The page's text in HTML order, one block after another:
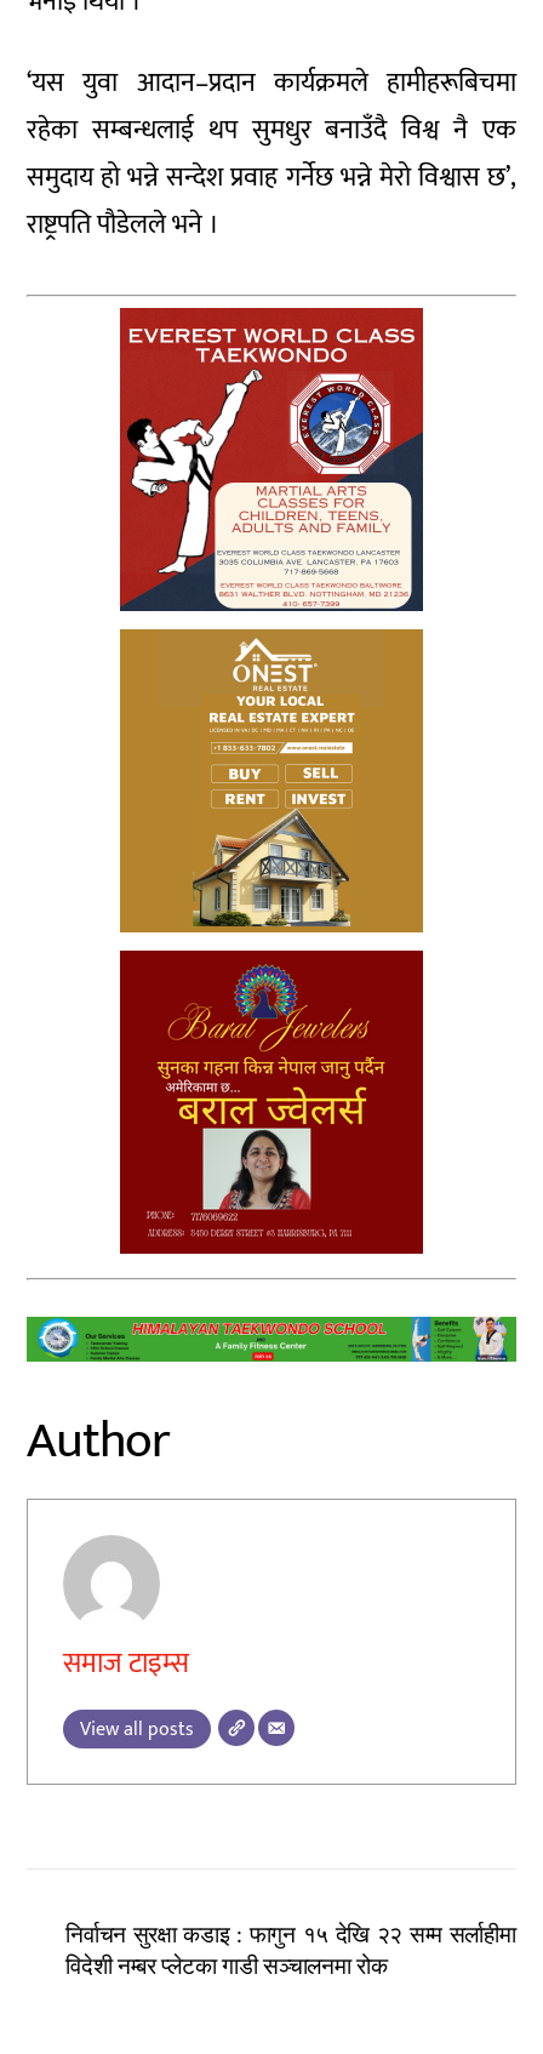
‘यस युवा आदान–प्रदान कार्यक्रमले हामीहरूबिचमा
रहेका सम्बन्धलाई थप सुमधुर बनाउँदै विश्व नै एक
समुदाय हो भन्ने सन्देश प्रवाह गर्नेछ भन्ने मेरो विश्वास छ’,
राष्ट्रपति पौडेलले भने ।
Author
समाज टाइम्स
View all posts
निर्वाचन सुरक्षा कडाइ : फागुन १५ देखि २२ सम्म सर्लाहीमा
विदेशी नम्बर प्लेटका गाडी सञ्चालनमा रोक